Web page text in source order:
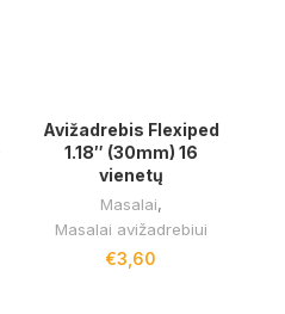
Avižadrebis Flexiped
1.18″ (30mm) 16
vienetų
Masalai,
Masalai avižadrebiui
€3,60